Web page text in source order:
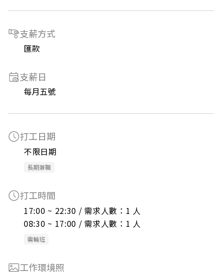
支薪方式
匯款
支薪日
每月五號
打工日期
不限日期
長期兼職
打工時間
17:00 ~ 22:30 / 需求人數：1 人
08:30 ~ 17:00 / 需求人數：1 人
需輪班
工作環境照